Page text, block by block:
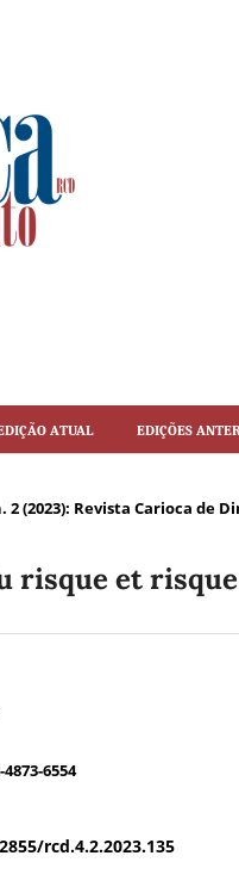
Atual Edições
2 (2023): Revista Carioca de
risque et
6554
rcd.4.2.2023.135